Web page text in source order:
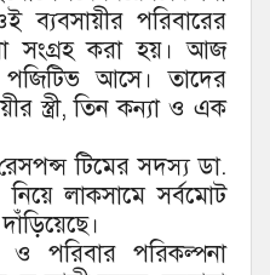
পরিবারের
সংগ্রহ করা হয়। আজ
আসে। তাদের
স্ত্রী, তিন কন্যা ও এক
টিমের সদস্য ডা.
লাকসামে সর্বমোট
ও পরিবার পরিকল্পনা